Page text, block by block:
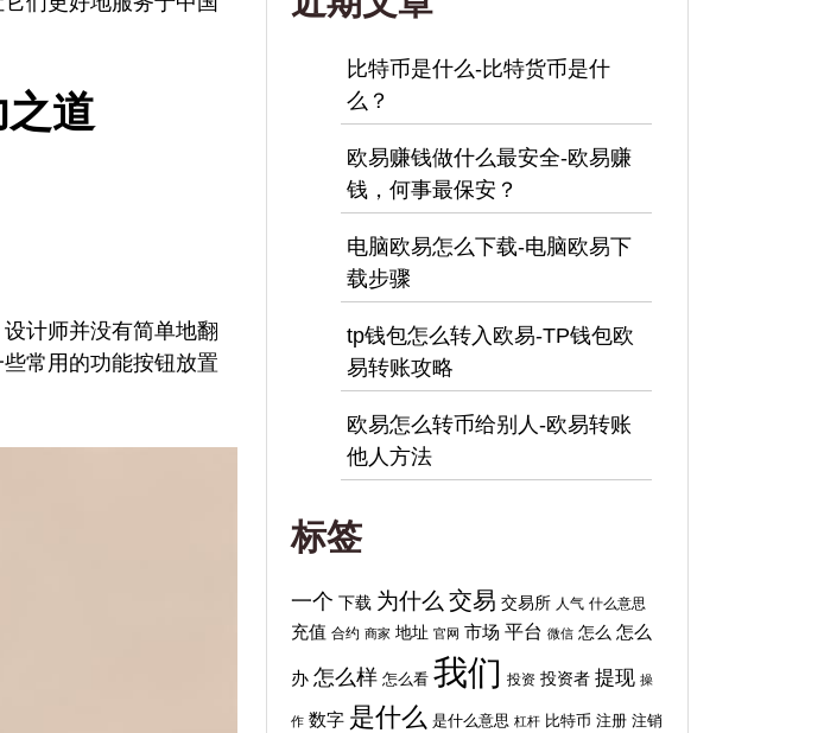
道
计师并没有简单地翻
常用的功能按钮放置
比特币是什么-比特货币是什
么？
欧易赚钱做什么最安全-欧易赚
钱，何事最保安？
电脑欧易怎么下载-电脑欧易下
载步骤
tp钱包怎么转入欧易-TP钱包欧
易转账攻略
欧易怎么转币给别人-欧易转账
他人方法
标签
一个 下载 为什么 交易 交易所 人气 什么意思
充值 合约 商家 地址 官网 市场 平台 微信 怎么 怎么
办 怎么样 怎么看 我们 投资 投资者 提现 操
作 数字 是什么 是什么意思 杠杆 比特币 注册 注销